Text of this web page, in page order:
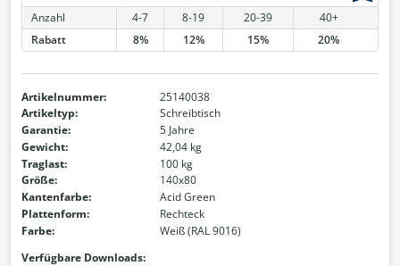
Anzahl
4-7 8-19 20-39
40+
Rabatt
8% 12% 15% 20%
Artikelnummer:
25140038
Artikeltyp:
Schreibtisch
Garantie:
5 Jahre
Gewicht:
42,04 kg
Traglast:
100 kg
Größe:
140x80
Kantenfarbe:
Acid Green
Plattenform:
Rechteck
Farbe:
Weiß (RAL 9016)
Verfügbare Downloads: